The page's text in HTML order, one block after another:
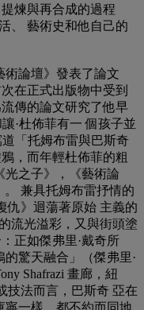
煉與再合成的過程
、 藝術史和他自己的
術論壇》發表了論文
在正式出版物中受到
傳的論文研究了他早
·杜佈菲有一 個孩子並
「托姆布雷與巴斯奇
，而年輕杜佈菲的粗
光之子》，《藝術論
。 兼具托姆布雷抒情的
仇》迴蕩著原始 主義的
流光溢彩，又與街頭塗
正如傑弗里·戴奇所
驚天融合」（傑弗里·
Shafrazi 畫廊，紐
技法而言，巴斯奇 亞在
寧一樣，都不約而同地